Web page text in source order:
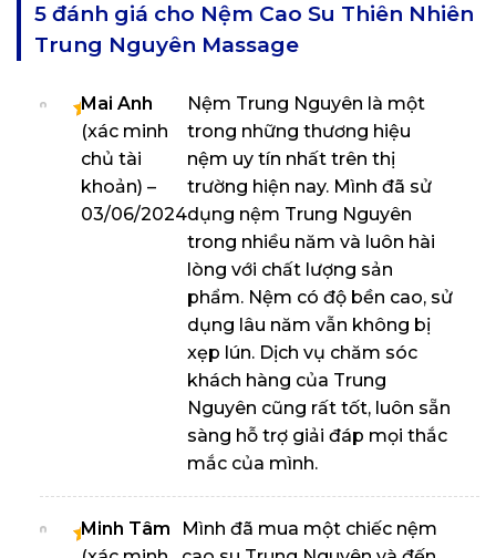
5 đánh giá cho Nệm Cao Su Thiên Nhiên
Trung Nguyên Massage
Được
xếp
hạng
sao
Mai Anh
(xác minh
chủ tài
khoản) –
03/06/2024
Nệm Trung Nguyên là một
trong những thương hiệu
nệm uy tín nhất trên thị
trường hiện nay. Mình đã sử
dụng nệm Trung Nguyên
trong nhiều năm và luôn hài
lòng với chất lượng sản
phẩm. Nệm có độ bền cao, sử
dụng lâu năm vẫn không bị
xẹp lún. Dịch vụ chăm sóc
khách hàng của Trung
Nguyên cũng rất tốt, luôn sẵn
sàng hỗ trợ giải đáp mọi thắc
mắc của mình.
Minh Tâm
Mình đã mua một chiếc nệm